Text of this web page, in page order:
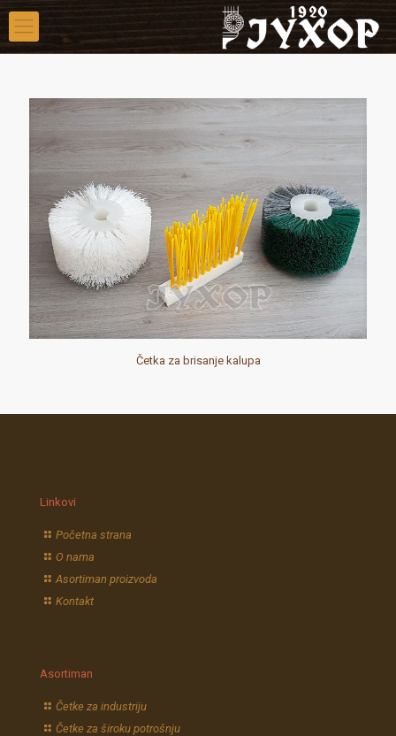
Četka za brisanje kalupa
Linkovi
Početna strana
O nama
Asortiman proizvoda
Kontakt
Asortiman
Četke za industriju
Četke za široku potrošnju